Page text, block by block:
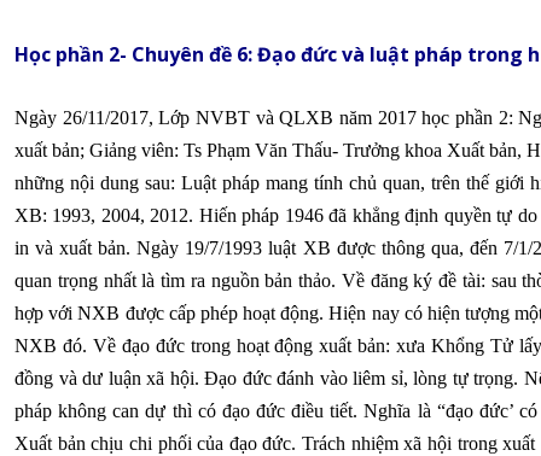
Học phần 2- Chuyên đề 6: Đạo đức và luật pháp trong
Ngày 26/11/2017, Lớp NVBT và QLXB năm 2017 học phần 2:
xuất bản; Giảng viên: Ts Phạm Văn Thấu- Trưởng khoa Xuất bản,
những nội dung sau: Luật pháp mang tính chủ quan, trên thế giới
XB: 1993, 2004, 2012. Hiến pháp 1946 đã khẳng định quyền tự
in và xuất bản. Ngày 19/7/1993 luật XB được thông qua, đến 7/
quan trọng nhất là tìm ra nguồn bản thảo. Về đăng ký đề tài: sau
hợp với NXB được cấp phép hoạt động. Hiện nay có hiện tượng
NXB đó. Về đạo đức trong hoạt động xuất bản: xưa Khổng Tử
đồng và dư luận xã hội. Đạo đức đánh vào liêm sỉ, lòng tự trọng.
pháp không can dự thì có đạo đức điều tiết. Nghĩa là “đạo đức’
Xuất bản chịu chi phối của đạo đức. Trách nhiệm xã hội trong